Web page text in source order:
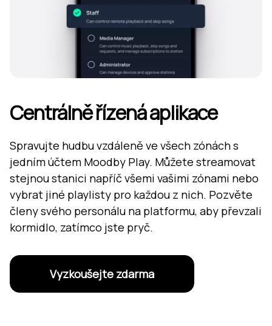
Centrálně řízená aplikace
Spravujte hudbu vzdáleně ve všech zónách s
jedním účtem Moodby Play. Můžete streamovat
stejnou stanici napříč všemi vašimi zónami nebo
vybrat jiné playlisty pro každou z nich. Pozvěte
členy svého personálu na platformu, aby převzali
kormidlo, zatímco jste pryč.
Vyzkoušejte zdarma